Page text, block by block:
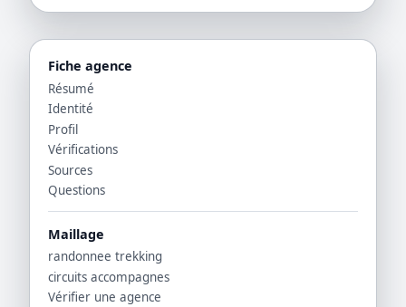
Fiche agence
Résumé
Identité
Profil
Vérifications
Sources
Questions
Maillage
randonnee trekking
circuits accompagnes
Vérifier une agence